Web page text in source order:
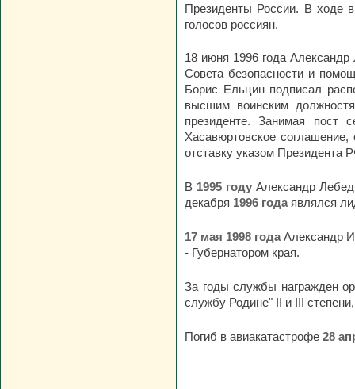
Президенты России. В ходе
голосов россиян.
18 июня 1996 года
Совета безопасности и
Борис Ельцин подписал
высшим воинским
президенте. Занимая пост
Хасавюртовское
отставку указом Президента
В 1995 году Александр
декабря 1996 года являлся
17 мая 1998 года Александр
- Губернатором края.
За годы службы награжден
службу Родине" II и III
Погиб в авиакатастрофе 28